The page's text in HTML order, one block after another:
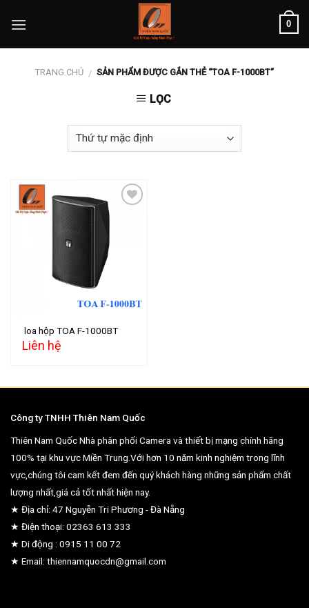
0
TRANG CHỦ / SẢN PHẨM ĐƯỢC GẮN THẺ “TOA F-1000BT”
LỌC
loa hộp TOA F-1000BT
Liên hệ
Công ty TNHH Thiên Nam Quốc
Thiên Nam Quốc Nhà phân phối Camera và thiết bị mạng chính hãng
100% tại khu vực Miền Trung.Với hơn 10 năm kinh nghiệm trong lĩnh
vực,chúng tôi cam kết đem đến quý khách hàng những sản phẩm chất
lượng nhất,giá cả tốt nhất hiện nay.
★ Địa chỉ: 47 Nguyễn Tri Phương - Đà Nẵng
★ Điện thoại: 02363 613 333
★ Di động : 0915 11 00 72
★ Email: thiennamquocdn@gmail.com